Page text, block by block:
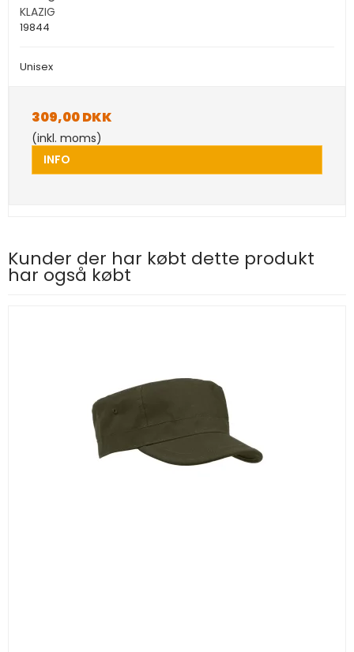
KLAZIG
19844
Unisex
309,00 DKK
(inkl. moms)
INFO
Kunder der har købt dette produkt
har også købt